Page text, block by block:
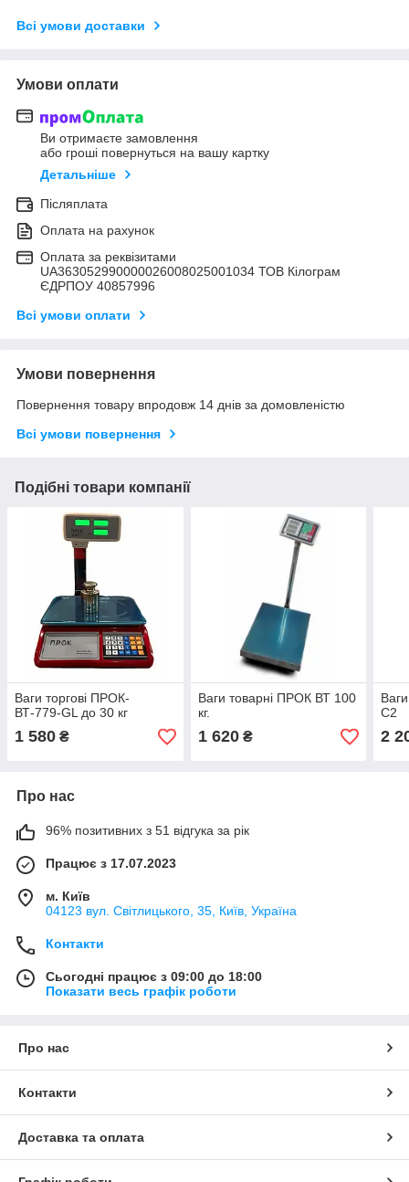
Всі умови доставки
Умови оплати
Ви отримаєте замовлення
або гроші повернуться на вашу картку
Детальніше
Післяплата
Оплата на рахунок
Оплата за реквізитами
UA363052990000026008025001034 ТОВ Кілограм
ЄДРПОУ 40857996
Всі умови оплати
Умови повернення
Повернення товару впродовж 14 днів за домовленістю
Всі умови повернення
Подібні товари компанії
Ваги торгові ПРОК-
ВТ-779-GL до 30 кг
1 580 ₴
Ваги товарні ПРОК ВТ 100
кг.
1 620₴
С2
2
Про нас
96% позитивних з 51 відгука за рік
Працює з 17.07.2023
м. Київ
04123 вул. Світлицького, 35, Київ, Україна
Контакти
Сьогодні працює з 09:00 до 18:00
Показати весь графік роботи
Про нас
Контакти
Доставка та оплата